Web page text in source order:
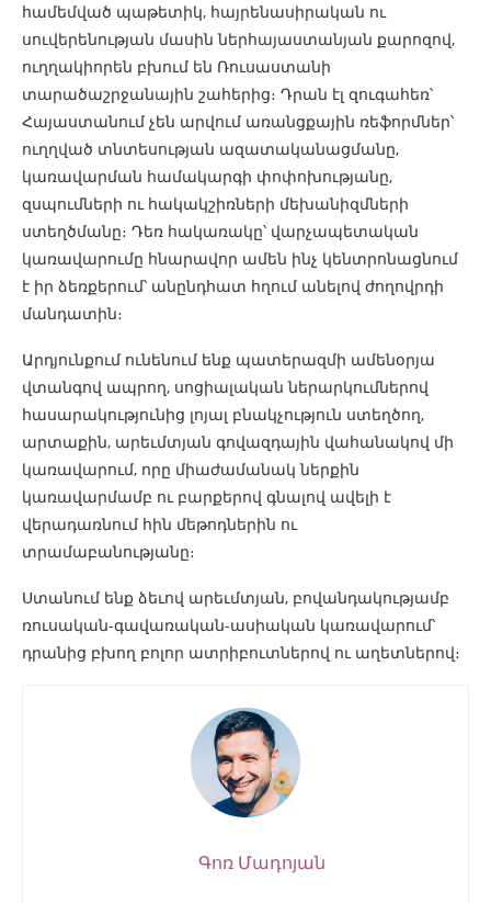
համեմված պաթետիկ, հայրենասիրական ու
սուվերենության մասին ներհայաստանյան քարոզով,
ուղղակիորեն բխում են Ռուսաստանի
տարածաշրջանային շահերից։ Դրան էլ զուգահեռ՝
Հայաստանում չեն արվում առանցքային ռեֆորմներ՝
ուղղված տնտեսության ազատականացմանը,
կառավարման համակարգի փոփոխությանը,
զսպումների ու հակակշիռների մեխանիզմների
ստեղծմանը։ Դեռ հակառակը՝ վարչապետական
կառավարումը հնարավոր ամեն ինչ կենտրոնացնում
է իր ձեռքերում՝ անընդհատ հղում անելով ժողովրդի
մանդատին։
Արդյունքում ունենում ենք պատերազմի ամենօրյա
վտանգով ապրող, սոցիալական ներարկումներով
հասարակությունից լոյալ բնակչություն ստեղծող,
արտաքին, արեւմտյան գովազդային վահանակով մի
կառավարում, որը միաժամանակ ներքին
կառավարմամբ ու բարքերով գնալով ավելի է
վերադառնում հին մեթոդներին ու
տրամաբանությանը։
Ստանում ենք ձեւով արեւմտյան, բովանդակությամբ
ռուսական-գավառական-ասիական կառավարում՝
դրանից բխող բոլոր ատրիբուտներով ու աղետներով։
Գոռ Մադոյան